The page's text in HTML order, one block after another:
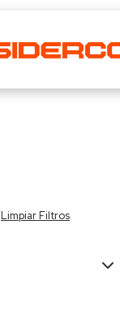
Limpiar Filtros